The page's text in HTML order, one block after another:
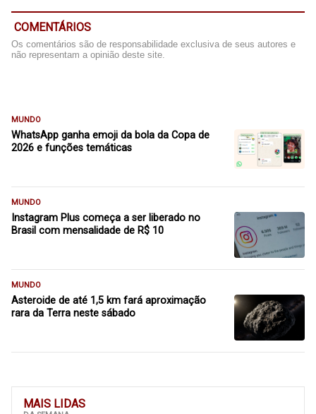
MAIS LIDAS
COMENTÁRIOS
Os comentários são de responsabilidade exclusiva de seus autores e
não representam a opinião deste site.
MUNDO
WhatsApp ganha emoji da bola da Copa de
2026 e funções temáticas
MUNDO
Instagram Plus começa a ser liberado no
Brasil com mensalidade de R$ 10
MUNDO
Asteroide de até 1,5 km fará aproximação
rara da Terra neste sábado